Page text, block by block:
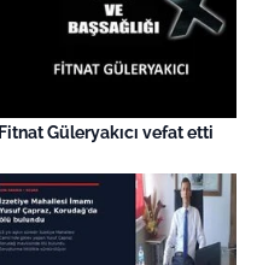
Fitnat Güleryakıcı vefat etti